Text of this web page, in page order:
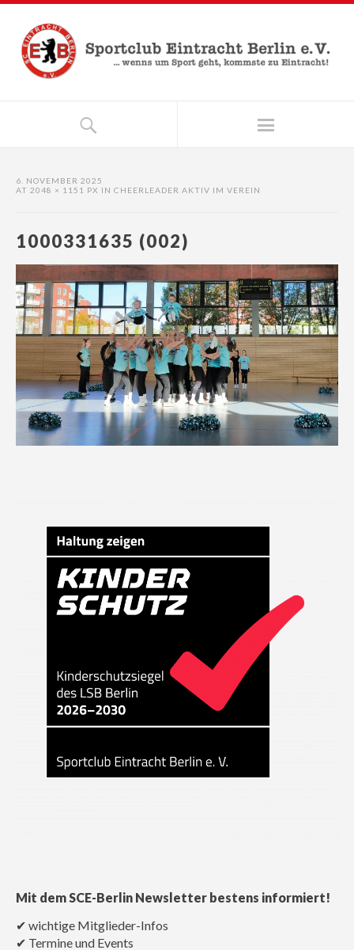
6. NOVEMBER 2025
AT 2048 × 1151 PX IN CHEERLEADER AKTIV IM VEREIN
1000331635 (002)
Mit dem SCE-Berlin Newsletter bestens informiert!
✔ wichtige Mitglieder-Infos
✔ Termine und Events